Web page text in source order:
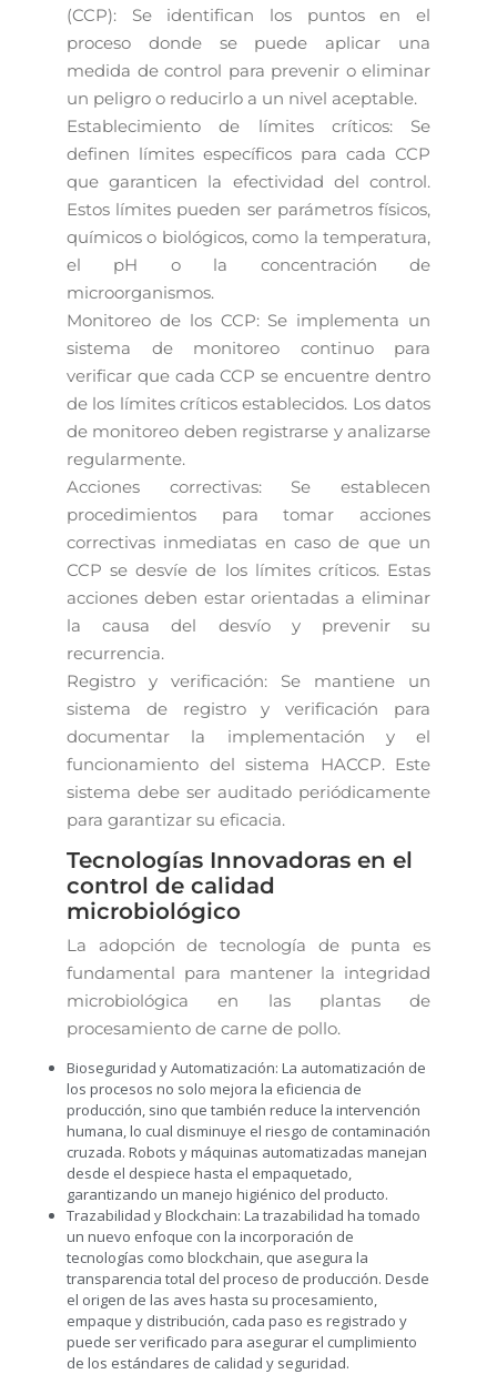
(CCP): Se identifican los puntos en el
proceso donde se puede aplicar una
medida de control para prevenir o eliminar
un peligro o reducirlo a un nivel aceptable.
Establecimiento de límites críticos: Se
definen límites específicos para cada CCP
que garanticen la efectividad del control.
Estos límites pueden ser parámetros físicos,
químicos o biológicos, como la temperatura,
el pH o la concentración de
microorganismos.
Monitoreo de los CCP: Se implementa un
sistema de monitoreo continuo para
verificar que cada CCP se encuentre dentro
de los límites críticos establecidos. Los datos
de monitoreo deben registrarse y analizarse
regularmente.
Acciones correctivas: Se establecen
procedimientos para tomar acciones
correctivas inmediatas en caso de que un
CCP se desvíe de los límites críticos. Estas
acciones deben estar orientadas a eliminar
la causa del desvío y prevenir su
recurrencia.
Registro y verificación: Se mantiene un
sistema de registro y verificación para
documentar la implementación y el
funcionamiento del sistema HACCP. Este
sistema debe ser auditado periódicamente
para garantizar su eficacia.
Tecnologías Innovadoras en el
control de calidad
microbiológico
La adopción de tecnología de punta es
fundamental para mantener la integridad
microbiológica en las plantas de
procesamiento de carne de pollo.
Bioseguridad y Automatización: La automatización de
los procesos no solo mejora la eficiencia de
producción, sino que también reduce la intervención
humana, lo cual disminuye el riesgo de contaminación
cruzada. Robots y máquinas automatizadas manejan
desde el despiece hasta el empaquetado,
garantizando un manejo higiénico del producto.
Trazabilidad y Blockchain: La trazabilidad ha tomado
un nuevo enfoque con la incorporación de
tecnologías como blockchain, que asegura la
transparencia total del proceso de producción. Desde
el origen de las aves hasta su procesamiento,
empaque y distribución, cada paso es registrado y
puede ser verificado para asegurar el cumplimiento
de los estándares de calidad y seguridad.